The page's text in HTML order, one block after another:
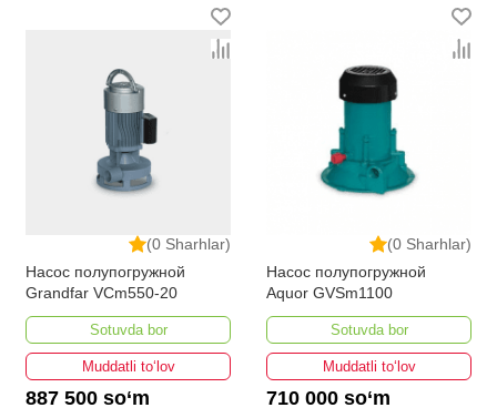
(0 Sharhlar)
Насос полупогружной
Grandfar VCm550-20
Sotuvda bor
Muddatli to‘lov
887 500 so‘m
(0 Sharhlar)
Насос полупогружной
Aquor GVSm1100
Sotuvda bor
Muddatli to‘lov
710 000 so‘m